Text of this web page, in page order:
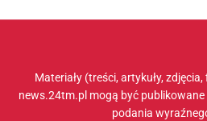
Materiały (treści, artykuły,
news.24tm.pl mogą być
podania